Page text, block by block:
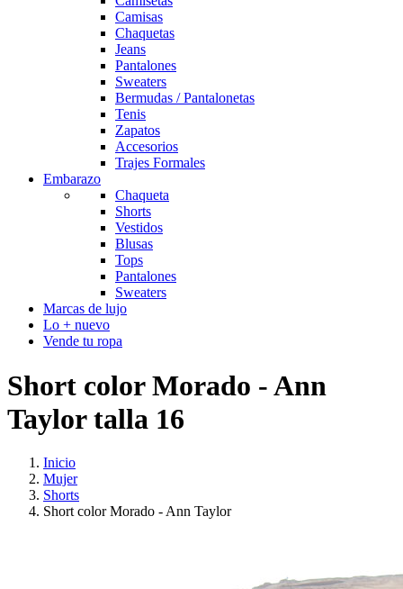
Camisas
Chaquetas
Jeans
Pantalones
Sweaters
Bermudas / Pantalonetas
Tenis
Zapatos
Accesorios
Trajes Formales
Embarazo
Chaqueta
Shorts
Vestidos
Blusas
Tops
Pantalones
Sweaters
Marcas de lujo
Lo + nuevo
Vende tu ropa
Short color Morado - Ann
Taylor talla 16
Inicio
Mujer
Shorts
Short color Morado - Ann Taylor